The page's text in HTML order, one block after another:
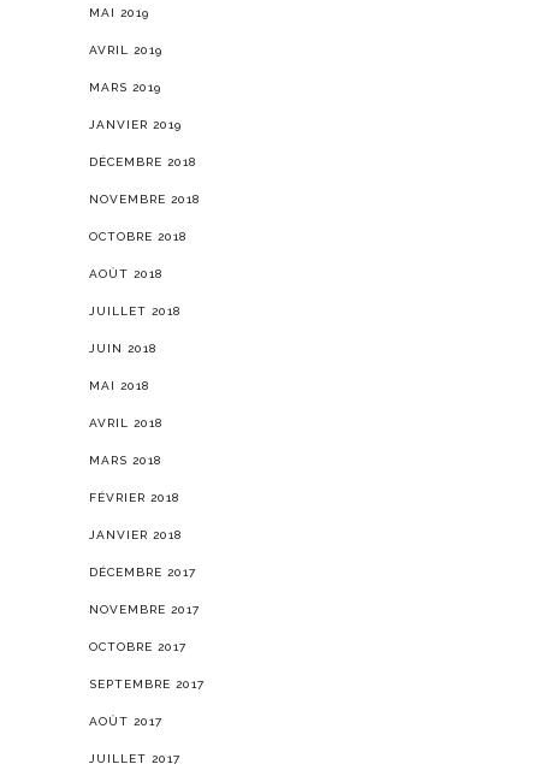
MAI 2019
AVRIL 2019
MARS 2019
JANVIER 2019
DÉCEMBRE 2018
NOVEMBRE 2018
OCTOBRE 2018
AOÛT 2018
JUILLET 2018
JUIN 2018
MAI 2018
AVRIL 2018
MARS 2018
FÉVRIER 2018
JANVIER 2018
DÉCEMBRE 2017
NOVEMBRE 2017
OCTOBRE 2017
SEPTEMBRE 2017
AOÛT 2017
JUILLET 2017